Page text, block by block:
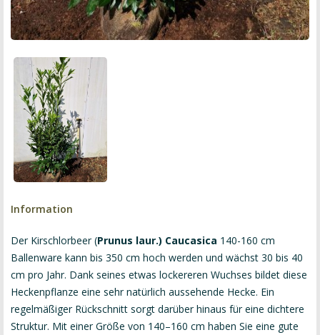
Information
Der Kirschlorbeer (Prunus laur.) Caucasica 140-160 cm
Ballenware kann bis 350 cm hoch werden und wächst 30 bis 40
cm pro Jahr. Dank seines etwas lockereren Wuchses bildet diese
Heckenpflanze eine sehr natürlich aussehende Hecke. Ein
regelmäßiger Rückschnitt sorgt darüber hinaus für eine dichtere
Struktur. Mit einer Größe von 140–160 cm haben Sie eine gute